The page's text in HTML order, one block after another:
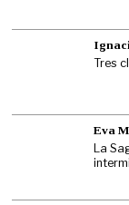
Tres
Eva
La